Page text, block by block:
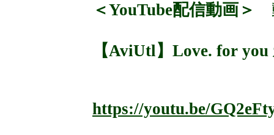
＜YouTube配信動画＞
【AviUtl】Love. for
https://youtu.be/